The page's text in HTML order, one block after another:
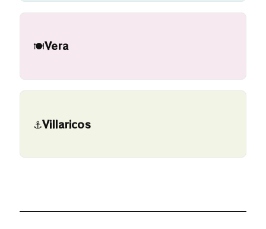
🍽️Vera
⚓Villaricos